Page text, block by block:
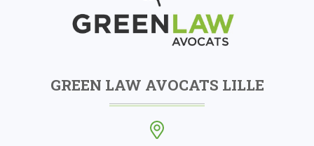
GREEN LAW AVOCATS LILLE